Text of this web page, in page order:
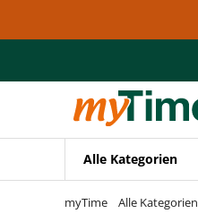
Zur Navigation springen
Alle Kategorien
myTime Alle Kategorien